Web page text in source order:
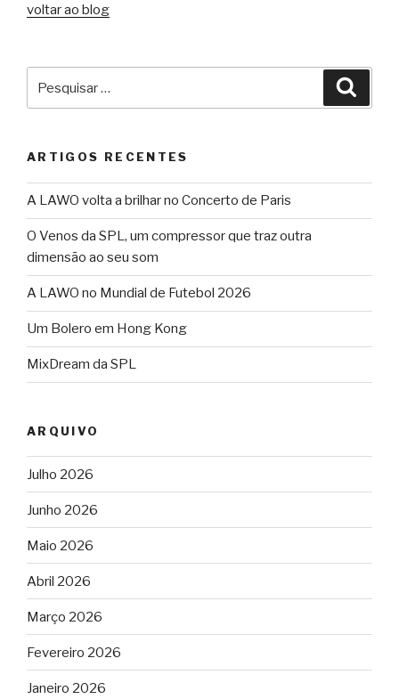
voltar ao blog
ARTIGOS RECENTES
A LAWO volta a brilhar no Concerto de Paris
O Venos da SPL, um compressor que traz outra
dimensão ao seu som
A LAWO no Mundial de Futebol 2026
Um Bolero em Hong Kong
MixDream da SPL
ARQUIVO
Julho 2026
Junho 2026
Maio 2026
Abril 2026
Março 2026
Fevereiro 2026
Janeiro 2026